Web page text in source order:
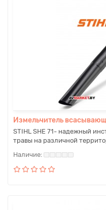
Измельчитель
STIHL SHE 71- надежный
травы на различной